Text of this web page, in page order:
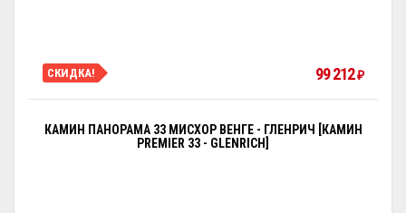
СКИДКА! 99 212 ₽
КАМИН ПАНОРАМА 33 МИСХОР ВЕНГЕ - ГЛЕНРИЧ [КАМИН
PREMIER 33 - GLENRICH]